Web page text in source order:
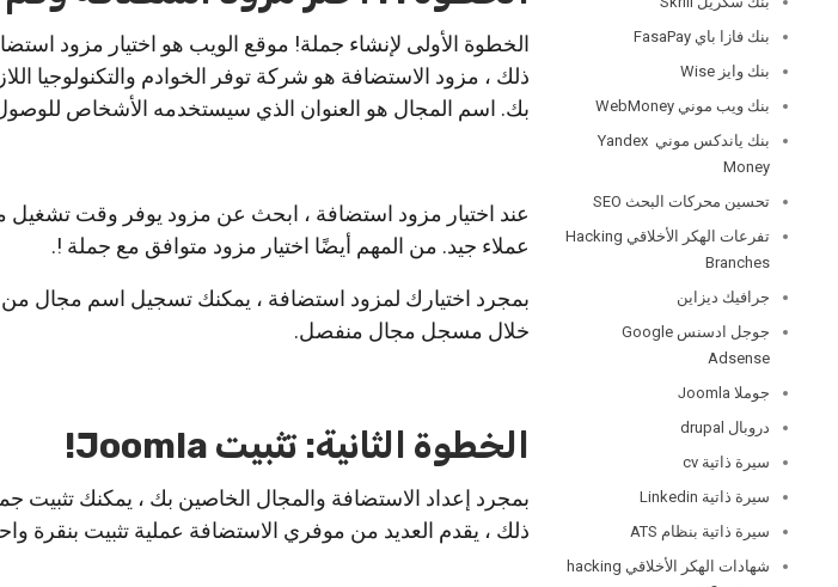
الخطوة الأولى لإنشاء جملة! موقع الويب هو اختيار مزود
ذلك ، مزود الاستضافة هو شركة توفر الخوادم والتكنولوجيا
بك. اسم المجال هو العنوان الذي سيستخدمه الأشخاص
عند اختيار مزود استضافة ، ابحث عن مزود يوفر وقت
عملاء جيد. من المهم أيضًا اختيار مزود متوافق مع جملة !.
بمجرد اختيارك لمزود استضافة ، يمكنك تسجيل اسم مجال
خلال مسجل مجال منفصل.
الخطوة الثانية: تثبيت Joomla!
بمجرد إعداد الاستضافة والمجال الخاصين بك ، يمكنك تثبيت
ذلك ، يقدم العديد من موفري الاستضافة عملية تثبيت بنقرة
بنك فازا باي FasaPay
بنك وايز Wise
بنك ويب موني WebMoney
بنك ياندكس موني Yandex
Money
تحسين محركات البحث SEO
تفرعات الهكر الأخلاقي Hacking
Branches
جرافيك ديزاين
جوجل ادسنس Google
Adsense
جوملا Joomla
دروبال drupal
سيرة ذاتية cv
سيرة ذاتية Linkedin
سيرة ذاتية بنظام ATS
شهادات الهكر الأخلاقي hacking